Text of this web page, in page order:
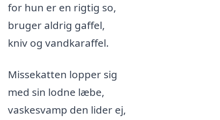
for hun er en rigtig so,
bruger aldrig gaffel,
kniv og vandkaraffel.
Missekatten lopper sig
med sin lodne læbe,
vaskesvamp den lider ej,